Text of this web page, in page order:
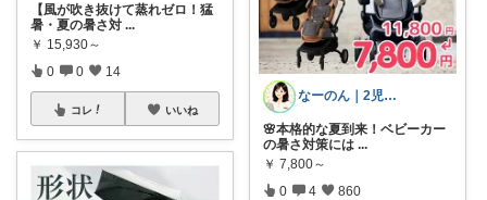
【風が吹き抜けて蒸れゼロ！猛
暑・夏の暑さ対 ...
￥ 15,930～
0 0 14
コレ いいね
なーのん｜2児ワーママ＊育児/時短
🌸本格的な夏到来！ベビーカー
の暑さ対策には ...
￥ 7,800～
0 4 860